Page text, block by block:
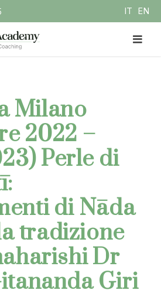
IT EN
Milano
2022 –
Perle di
di Nāda
tradizione
Dr
Giri